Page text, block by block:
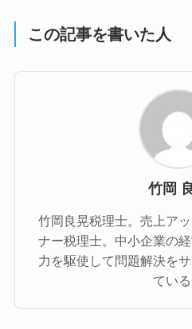
この記事を書いた人
竹岡
竹岡良晃税理士。売上ア
ナー税理士。中小企業の
力を駆使して問題解決を
ている